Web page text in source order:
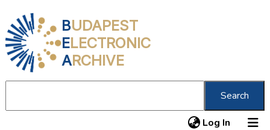
BUDAPEST
ELECTRONIC
ARCHIVE
Search
Log In (current)